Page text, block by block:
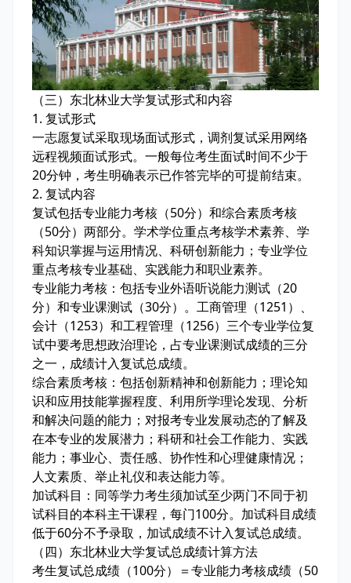
（三）东北林业大学复试形式和内容
1. 复试形式
一志愿复试采取现场面试形式，调剂复试采用网络
远程视频面试形式。一般每位考生面试时间不少于
20分钟，考生明确表示已作答完毕的可提前结束。
2. 复试内容
复试包括专业能力考核（50分）和综合素质考核
（50分）两部分。学术学位重点考核学术素养、学
科知识掌握与运用情况、科研创新能力；专业学位
重点考核专业基础、实践能力和职业素养。
专业能力考核：包括专业外语听说能力测试（20
分）和专业课测试（30分）。工商管理（1251）、
会计（1253）和工程管理（1256）三个专业学位复
试中要考思想政治理论，占专业课测试成绩的三分
之一，成绩计入复试总成绩。
综合素质考核：包括创新精神和创新能力；理论知
识和应用技能掌握程度、利用所学理论发现、分析
和解决问题的能力；对报考专业发展动态的了解及
在本专业的发展潜力；科研和社会工作能力、实践
能力；事业心、责任感、协作性和心理健康情况；
人文素质、举止礼仪和表达能力等。
加试科目：同等学力考生须加试至少两门不同于初
试科目的本科主干课程，每门100分。加试科目成绩
低于60分不予录取，加试成绩不计入复试总成绩。
（四）东北林业大学复试总成绩计算方法
考生复试总成绩（100分）＝专业能力考核成绩（50